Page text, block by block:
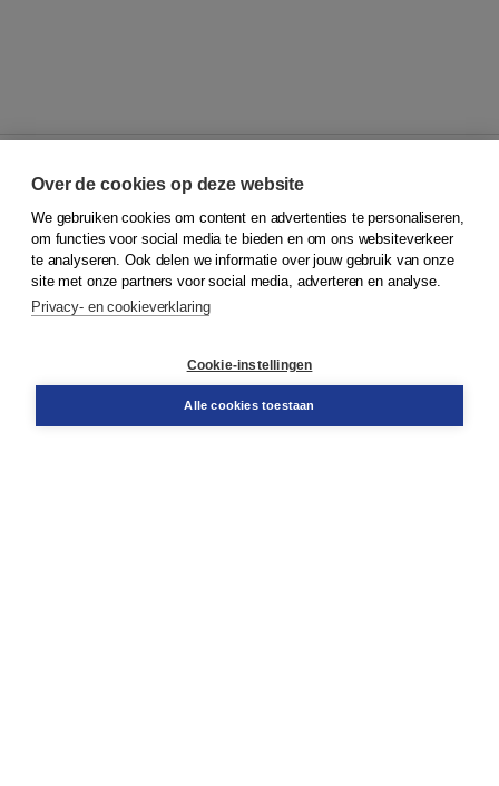
© 2026Koninklijke Boom uitgevers
Klantenservice
Service & informatie
Contact
Over de cookies op deze website
We gebruiken cookies om content en advertenties te personaliseren,
om functies voor social media te bieden en om ons websiteverkeer
te analyseren. Ook delen we informatie over jouw gebruik van onze
site met onze partners voor social media, adverteren en analyse.
Privacy- en cookieverklaring
Cookie-instellingen
Alle cookies toestaan